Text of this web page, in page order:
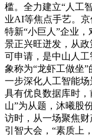
槛。全力建立“人工
业AI等焦点手艺。
特新“小巨人”企业
景正兴旺迸发，从
可申请，是中山人
象称为“龙虾工做坐
一步深化人工智能
具有优良数据库时，
山”为从题，沐曦股
访时，从一场聚焦
引智大会，“素质上